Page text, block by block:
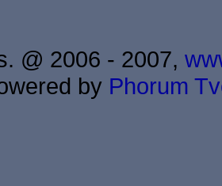
@ 2006 - 2007,
by Phorum